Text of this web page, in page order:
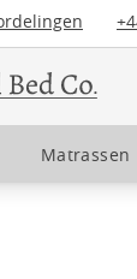
Matrassen